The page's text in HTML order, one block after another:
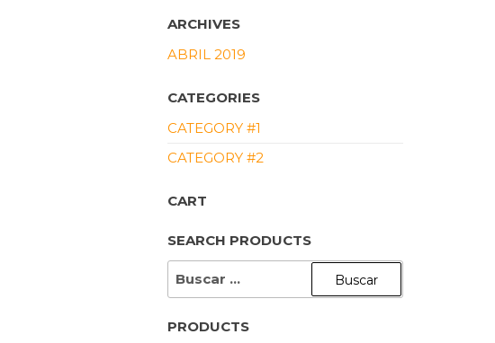
ARCHIVES
ABRIL 2019
CATEGORIES
CATEGORY #1
CATEGORY #2
CART
SEARCH PRODUCTS
PRODUCTS